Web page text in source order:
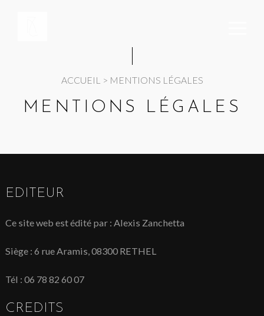
ACCUEIL > MENTIONS LÉGALES
MENTIONS LÉGALES
EDITEUR
Ce site web est édité par : Alexis Zanchetta
Siège : 6 rue Aramis, 08300 RETHEL
Tél : 06 78 82 60 07
CREDITS